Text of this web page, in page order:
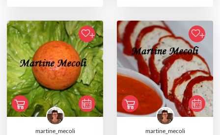
martine_mecoli martine_mecoli